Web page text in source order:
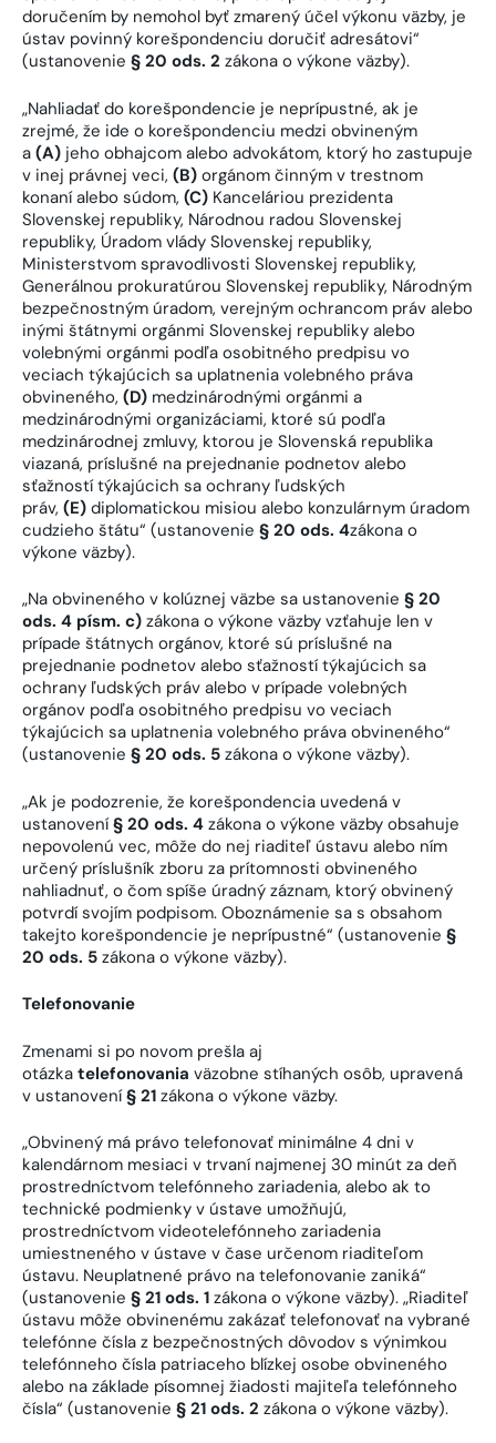
doručením by nemohol byť zmarený účel výkonu väzby, je
ústav povinný korešpondenciu doručiť adresátovi“
(ustanovenie § 20 ods. 2 zákona o výkone väzby).
„Nahliadať do korešpondencie je neprípustné, ak je
zrejmé, že ide o korešpondenciu medzi obvineným
a (A) jeho obhajcom alebo advokátom, ktorý ho zastupuje
v inej právnej veci, (B) orgánom činným v trestnom
konaní alebo súdom, (C) Kanceláriou prezidenta
Slovenskej republiky, Národnou radou Slovenskej
republiky, Úradom vlády Slovenskej republiky,
Ministerstvom spravodlivosti Slovenskej republiky,
Generálnou prokuratúrou Slovenskej republiky, Národným
bezpečnostným úradom, verejným ochrancom práv alebo
inými štátnymi orgánmi Slovenskej republiky alebo
volebnými orgánmi podľa osobitného predpisu vo
veciach týkajúcich sa uplatnenia volebného práva
obvineného, (D) medzinárodnými orgánmi a
medzinárodnými organizáciami, ktoré sú podľa
medzinárodnej zmluvy, ktorou je Slovenská republika
viazaná, príslušné na prejednanie podnetov alebo
sťažností týkajúcich sa ochrany ľudských
práv, (E) diplomatickou misiou alebo konzulárnym úradom
cudzieho štátu“ (ustanovenie § 20 ods. 4zákona o
výkone väzby).
„Na obvineného v kolúznej väzbe sa ustanovenie § 20
ods. 4 písm. c) zákona o výkone väzby vzťahuje len v
prípade štátnych orgánov, ktoré sú príslušné na
prejednanie podnetov alebo sťažností týkajúcich sa
ochrany ľudských práv alebo v prípade volebných
orgánov podľa osobitného predpisu vo veciach
týkajúcich sa uplatnenia volebného práva obvineného“
(ustanovenie § 20 ods. 5 zákona o výkone väzby).
„Ak je podozrenie, že korešpondencia uvedená v
ustanovení§ 20 ods. 4 zákona o výkone väzby obsahuje
nepovolenú vec, môže do nej riaditeľ ústavu alebo ním
určený príslušník zboru za prítomnosti obvineného
nahliadnuť, o čom spíše úradný záznam, ktorý obvinený
potvrdí svojím podpisom. Oboznámenie sa s obsahom
takejto korešpondencie je neprípustné“ (ustanovenie §
20 ods. 5 zákona o výkone väzby).
Telefonovanie
Zmenami si po novom prešla aj
otázka telefonovania väzobne stíhaných osôb, upravená
v ustanovení§ 21 zákona o výkone väzby.
„Obvinený má právo telefonovať minimálne 4 dni v
kalendárnom mesiaci v trvaní najmenej 30 minút za deň
prostredníctvom telefónneho zariadenia, alebo ak to
technické podmienky v ústave umožňujú,
prostredníctvom videotelefónneho zariadenia
umiestneného v ústave v čase určenom riaditeľom
ústavu. Neuplatnené právo na telefonovanie zaniká“
(ustanovenie § 21 ods. 1 zákona o výkone väzby). „Riaditeľ
ústavu môže obvinenému zakázať telefonovať na vybrané
telefónne čísla z bezpečnostných dôvodov s výnimkou
telefónneho čísla patriaceho blízkej osobe obvineného
alebo na základe písomnej žiadosti majiteľa telefónneho
čísla“ (ustanovenie § 21 ods. 2 zákona o výkone väzby).